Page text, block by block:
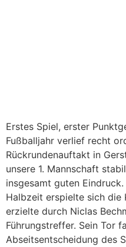
Erstes Spiel, erster
Fußballjahr verlief recht
Rückrundenauftakt in
unsere 1. Mannschaft
insgesamt guten
Halbzeit erspielte sich die
erzielte durch Niclas
Führungstreffer. Sein Tor
Abseitsentscheidung des